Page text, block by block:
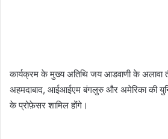
कार्यक्रम के मुख्य अतिथि जय आडवाणी के
अहमदाबाद, आईआईएम बंगलुरु और अमेरिका की
के प्रोफ़ेसर शामिल होंगे।